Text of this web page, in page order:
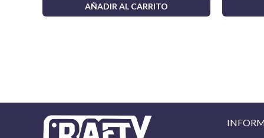
AÑADIR AL CARRITO